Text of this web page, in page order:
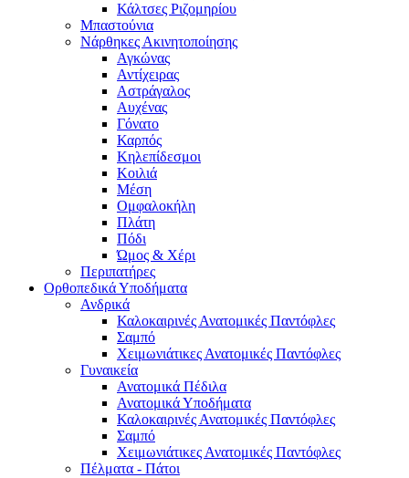
Κάλτσες Ριζομηρίου
Μπαστούνια
Νάρθηκες Ακινητοποίησης
Αγκώνας
Αντίχειρας
Αστράγαλος
Αυχένας
Γόνατο
Καρπός
Κηλεπίδεσμοι
Κοιλιά
Μέση
Ομφαλοκήλη
Πλάτη
Πόδι
Ώμος & Χέρι
Περιπατήρες
Ορθοπεδικά Υποδήματα
Ανδρικά
Καλοκαιρινές Ανατομικές Παντόφλες
Σαμπό
Χειμωνιάτικες Ανατομικές Παντόφλες
Γυναικεία
Ανατομικά Πέδιλα
Ανατομικά Υποδήματα
Καλοκαιρινές Ανατομικές Παντόφλες
Σαμπό
Χειμωνιάτικες Ανατομικές Παντόφλες
Πέλματα - Πάτοι